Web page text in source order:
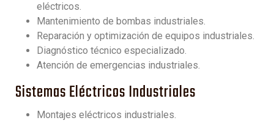
eléctricos.
Mantenimiento de bombas industriales.
Reparación y optimización de equipos industriales.
Diagnóstico técnico especializado.
Atención de emergencias industriales.
Sistemas Eléctricos Industriales
Montajes eléctricos industriales.